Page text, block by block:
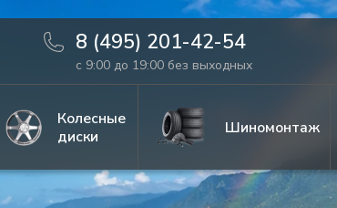
8 (495) 201-42-54
с 9:00 до 19:00 без выходных
Колесные
диски
Шиномонтаж
Фото товара